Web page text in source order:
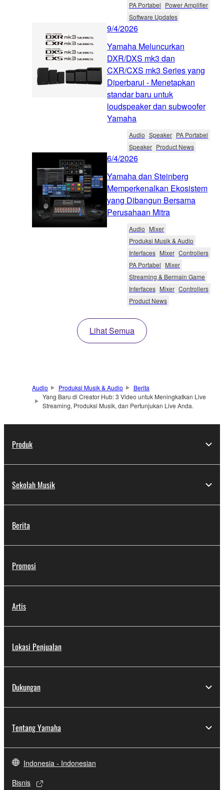
PA Portabel Power Amplifier
Software Updates
9/4/2026
Yamaha Meluncurkan
DXR/DXS mk3 dan
CXR/CXS mk3 Series yang
Diperbarui - Menetapkan
standar baru untuk
loudspeaker dan subwoofer
Yamaha
Audio Speaker PA Portabel
Speaker Product News
6/4/2026
Yamaha dan Steinberg
Memperkenalkan Ekosistem
yang Dibangun Bersama
Perusahaan Mitra
Audio Mixer
Produksi Musik & Audio
Interfaces Mixer Controllers
PA Portabel Mixer
Streaming & Bermain Game
Interfaces Mixer Controllers
Product News
Lihat Semua
Audio Produksi Musik & Audio
Berita
Yang Baru di Creator Hub: 3 Video untuk Meningkatkan Live
Streaming, Produksi Musik, dan Pertunjukan Live Anda.
Produk
Sekolah Musik
Berita
Promosi
Artis
Lokasi Penjualan
Dukungan
Tentang Yamaha
Indonesia - Indonesian
Bisnis